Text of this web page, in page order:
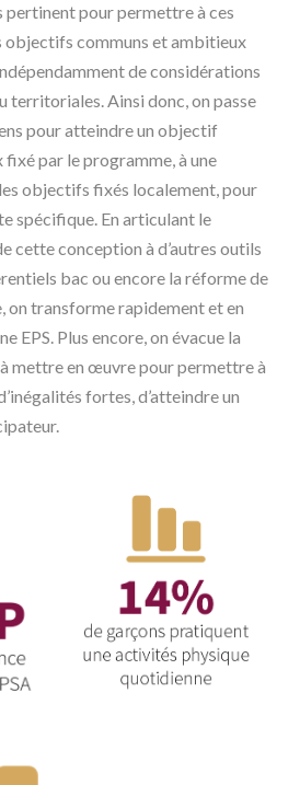
pertinent pour permettre à ces
objectifs communs et ambitieux
de considérations
territoriales. Ainsi donc, on passe
pour atteindre un objectif
par le programme, à une
objectifs fixés localement, pour
spécifique. En articulant le
cette conception à d’autres outils
bac ou encore la réforme de
on transforme rapidement et en
EPS. Plus encore, on évacue la
mettre en œuvre pour permettre à
fortes, d’atteindre un